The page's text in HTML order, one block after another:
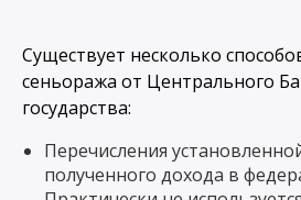
Существует несколько
сеньоража от Центрального
государства:
Перечисления
полученного дохода в